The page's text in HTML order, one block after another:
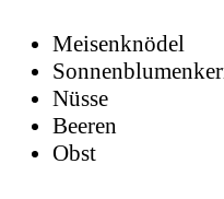
Meisenknödel
Nüsse
Beeren
Obst